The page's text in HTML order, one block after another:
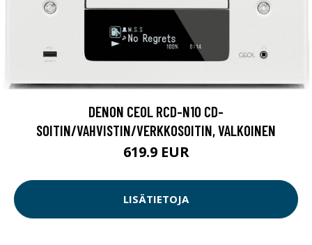
DENON CEOL RCD-N10 CD-
SOITIN/VAHVISTIN/VERKKOSOITIN, VALKOINEN
619.9 EUR
LISÄTIETOJA